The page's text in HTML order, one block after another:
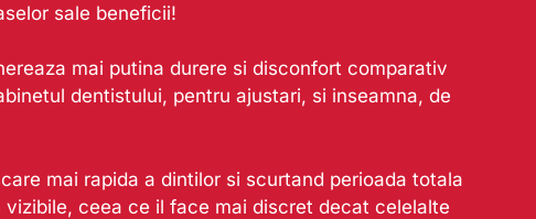
sale beneficii!
mai putina durere si disconfort comparativ
dentistului, pentru ajustari, si inseamna, de
mai rapida a dintilor si scurtand perioada totala
ceea ce il face mai discret decat celelalte